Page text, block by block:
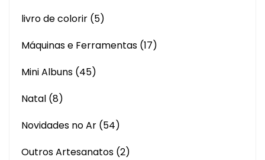
livro de colorir (5)
Máquinas e Ferramentas (17)
Mini Albuns (45)
Natal (8)
Novidades no Ar (54)
Outros Artesanatos (2)